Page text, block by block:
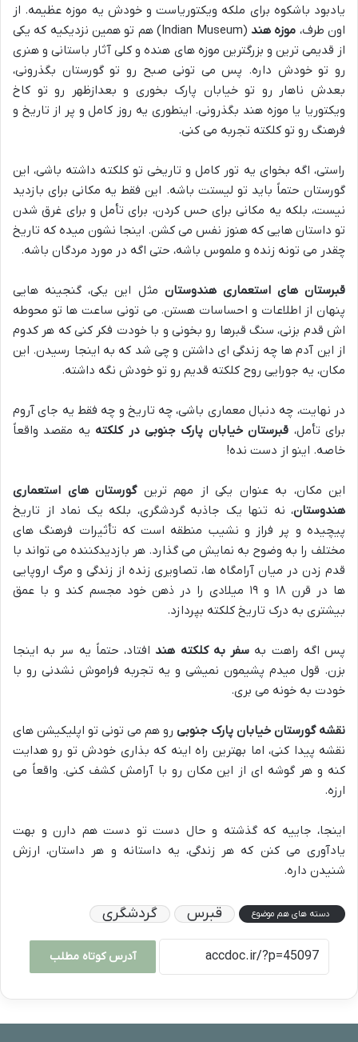
یادبود باشکوه برای ملکه ویکتوریاست و خودش یه موزه عظیمه. از
اون طرف، موزه هند
(Indian Museum) هم تو همین نزدیکیه که یکی
از قدیمی ترین و بزرگترین موزه های هنده و کلی آثار باستانی و هنری
رو تو خودش داره. پس می تونی صبح رو تو گورستان بگذرونی،
بعدش ناهار رو تو خیابان پارک بخوری و بعدازظهر رو تو کاخ
ویکتوریا یا موزه هند بگذرونی. اینطوری یه روز کامل و پر از تاریخ و
فرهنگ رو تو کلکته تجربه می کنی.
راستی، اگه بخوای یه تور کامل و تاریخی تو کلکته داشته باشی، این
گورستان حتماً باید تو لیستت باشه. این فقط یه مکانی برای بازدید
نیست، بلکه یه مکانی برای حس کردن، برای تأمل و برای غرق شدن
تو داستان هایی که هنوز نفس می کشن. اینجا نشون میده که تاریخ
چقدر می تونه زنده و ملموس باشه، حتی اگه در مورد مردگان باشه.
قبرستان های استعماری هندوستان مثل این یکی، گنجینه هایی
پنهان از اطلاعات و احساسات هستن. می تونی ساعت ها تو محوطه
اش قدم بزنی، سنگ قبرها رو بخونی و با خودت فکر کنی که هر کدوم
از این آدم ها چه زندگی ای داشتن و چی شد که به اینجا رسیدن. این
مکان، یه جورایی روح کلکته قدیم رو تو خودش نگه داشته.
در نهایت، چه دنبال معماری باشی، چه تاریخ و چه فقط یه جای آروم
برای تأمل، قبرستان خیابان پارک جنوبی در کلکته یه مقصد واقعاً
خاصه. اینو از دست نده!
این مکان، به عنوان یکی از مهم ترینگورستان های استعماری
هندوستان، نه تنها یک جاذبه گردشگری، بلکه یک نماد از تاریخ
پیچیده و پر فراز و نشیب منطقه است که تأثیرات فرهنگ های
مختلف را به وضوح به نمایش می گذارد. هر بازدیدکننده می تواند با
قدم زدن در میان آرامگاه ها، تصاویری زنده از زندگی و مرگ اروپایی
ها در قرن ۱۸ و ۱۹ میلادی را در ذهن خود مجسم کند و با عمق
بیشتری به درک تاریخ کلکته بپردازد.
پس اگه راهت به سفر به کلکته هندافتاد، حتماً یه سر به اینجا
بزن. قول میدم پشیمون نمیشی و یه تجربه فراموش نشدنی رو با
خودت به خونه می بری.
نقشه گورستان خیابان پارک جنوبی رو هم می تونی تو اپلیکیشن های
نقشه پیدا کنی، اما بهترین راه اینه که بذاری خودش تو رو هدایت
کنه و هر گوشه ای از این مکان رو با آرامش کشف کنی. واقعاً می
ارزه.
اینجا، جاییه که گذشته و حال دست تو دست هم دارن و بهت
یادآوری می کنن که هر زندگی، یه داستانه و هر داستان، ارزش
شنیدن داره.
دسته های هم موضوع قبرس گردشگری
آدرس کوتاه مطلب